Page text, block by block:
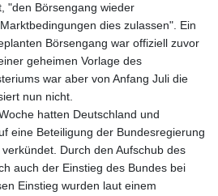
"den Börsengang wieder
dies zulassen". Ein
Börsengang war offiziell zuvor
geheimen Vorlage des
war aber von Anfang Juli die
nun nicht.
hatten Deutschland und
eine Beteiligung der Bundesregierung
Durch den Aufschub des
auch der Einstieg des Bundes bei
Einstieg wurden laut einem